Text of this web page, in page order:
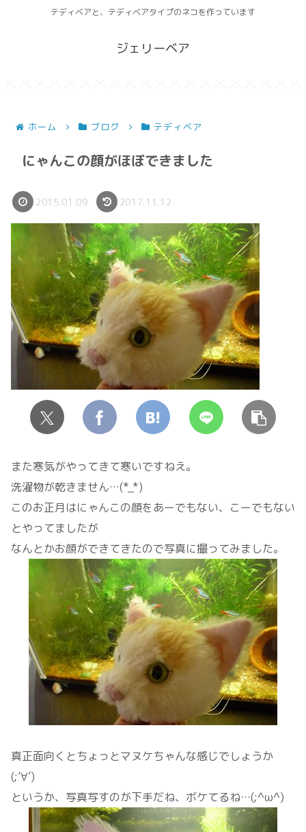
テディベアと、テディベアタイプのネコを作っています
ジェリーベア
ホーム ブログ テディベア
にゃんこの顔がほぼできました
2015.01.09 2017.11.12
また寒気がやってきて寒いですねえ。
洗濯物が乾きません…(*_*)
このお正月はにゃんこの顔をあーでもない、こーでもない
とやってましたが
なんとかお顔ができてきたので写真に撮ってみました。
真正面向くとちょっとマヌケちゃんな感じでしょうか
(;’∀’)
というか、写真写すのが下手だね、ボケてるね…(;^ω^)